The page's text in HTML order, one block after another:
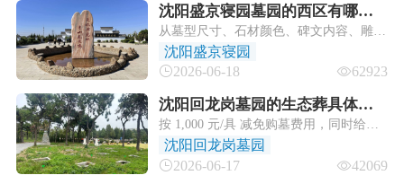
沈阳盛京寝园墓园的西区有哪些
特色墓型？
从墓型尺寸、石材颜色、碑文内容、雕刻
图案、家训铭文到配套景观小品，都可以
按家属意愿来。它解决的不是"买一个墓
位"，而是"为一位亲人打造一处专属纪念
空间"，适合有多代合葬、家族传承、特
殊纪念需求的情况。
沈阳盛京寝园
2026-06-18
62923
沈阳回龙岗墓园的生态葬具体有
哪些形式？政府补贴标准是多
少？
按 1,000 元/具 减免购墓费用，同时给墓
园运营单位 500 元奖励资金；办理时填
《沈阳市节地生态安葬补助申请表》，购
墓款直接扣减。
沈阳回龙岗墓园
2026-06-17
42069